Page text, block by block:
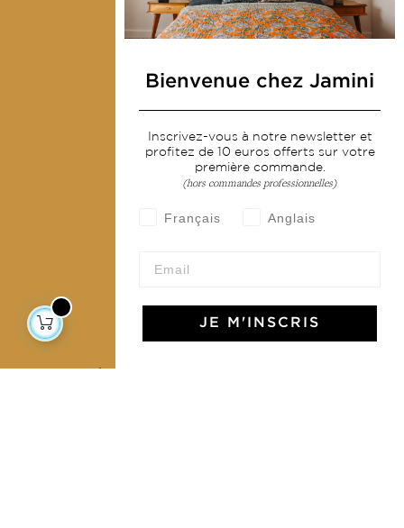
Linge de table
Sacs & pochettes
Services
Livraison & retour
CGV
L'Art de Vivre Jamini
L'art de vivre JAMINI raconté avec poésie et élégance
Bienvenue chez Jamini
Inscrivez-vous à notre newsletter et
profitez de 10 euros offerts sur votre
première commande.
(hors commandes professionnelles)
Français Anglais
JE M'INSCRIS